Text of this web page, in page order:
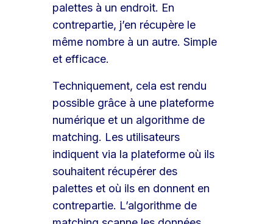
palettes à un endroit. En
contrepartie, j’en récupère le
même nombre à un autre. Simple
et efficace.
Techniquement, cela est rendu
possible grâce à une plateforme
numérique et un algorithme de
matching. Les utilisateurs
indiquent via la plateforme où ils
souhaitent récupérer des
palettes et où ils en donnent en
contrepartie. L’algorithme de